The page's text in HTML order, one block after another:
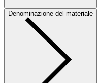
Denominazione del materiale